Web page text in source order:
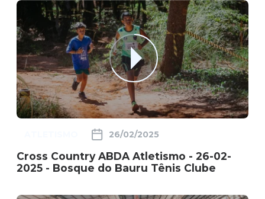
26/02/2025
Cross Country ABDA Atletismo - 26-02-
2025 - Bosque do Bauru Tênis Clube